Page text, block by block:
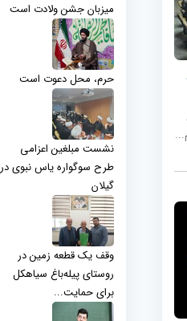
میزبان جشن ولادت است
حرم، محل دعوت است
نشست مبلغین اعزامی
طرح سوگواره یاس نبوی در
گیلان
وقف یک قطعه زمین در
روستای پیله‌باغ سیاهکل
برای حمایت...